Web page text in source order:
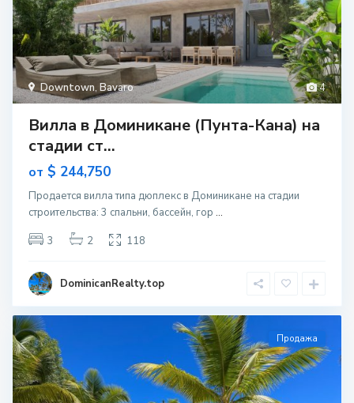
4
Downtown, Bavaro
Вилла в Доминикане (Пунта-Кана) на
стадии ст...
от $ 244,750
Продается вилла типа дюплекс в Доминикане на стадии
строительcтва: 3 спальни, бассейн, гор ...
3
2 118
DominicanRealty.top
Продажа